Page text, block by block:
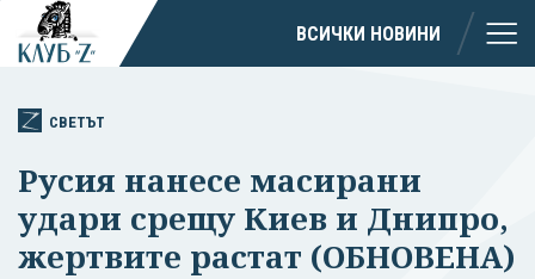
ВСИЧКИ НОВИНИ
СВЕТЪТ
Русия нанесе масирани
удари срещу Киев и Днипро,
жертвите растат (ОБНОВЕНА)